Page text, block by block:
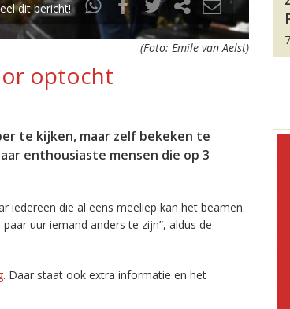
dit bericht!
(Foto: Emile van Aelst)
optocht
te kijken, maar zelf bekeken te
enthousiaste mensen die op 3
iedereen die al eens meeliep kan het beamen.
uur iemand anders te zijn”, aldus de
. Daar staat ook extra informatie en het